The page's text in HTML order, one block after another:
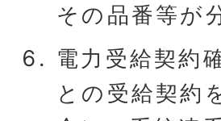
その品番等が
電力受給契約
との受給契約